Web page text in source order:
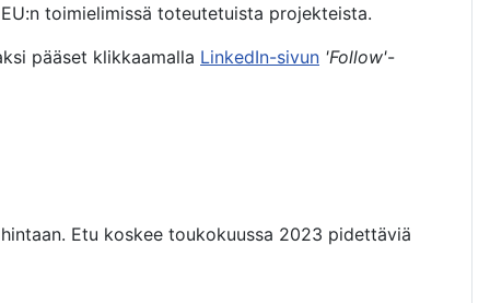
toimielimissä toteutetuista projekteista.
pääset klikkaamalla LinkedIn-sivun 'Follow'-
Etu koskee toukokuussa 2023 pidettäviä